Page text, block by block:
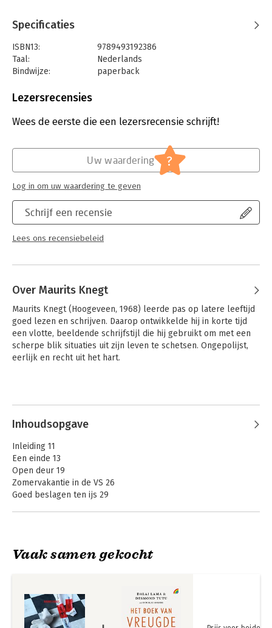
Specificaties
ISBN13:
9789493192386
Taal:
Nederlands
Bindwijze:
paperback
Uitgever:
Verschijningsdatum:
14-6-2022
Non-fictie informatief/professioneel
Strafrecht - Criminologie
Lezersrecensies
Wees de eerste die een lezersrecensie schrijft!
Schrijf een recensie
Lees ons recensiebeleid
Uw waardering ?
Log in om uw waardering te geven
Over Maurits Knegt
Maurits Knegt (Hoogeveen, 1968) leerde pas op latere leeftijd
goed lezen en schrijven. Daarop ontwikkelde hij in korte tijd
een vlotte, beeldende schrijfstijl die hij gebruikt om met een
scherpe blik situaties uit zijn leven te schetsen. Ongepolijst,
eerlijk en recht uit het hart.
Inhoudsopgave
Inleiding 11
Een einde 13
Open deur 19
Zomervakantie in de VS 26
Goed beslagen ten ijs 29
Een beetje thuiskomen 56
Buren 70
Dirk 75
Zoet gedronken, zuur betaald 82
Vaak samen gekocht